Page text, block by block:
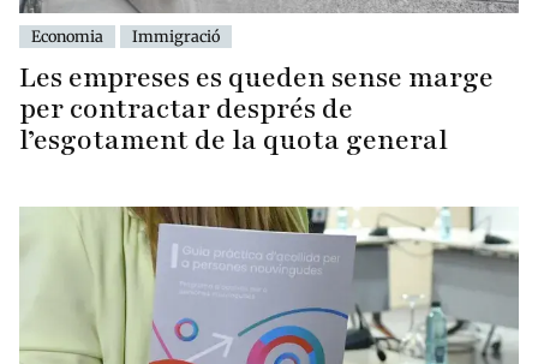
Economia Immigració
Les empreses es queden sense marge
per contractar després de
l’esgotament de la quota general